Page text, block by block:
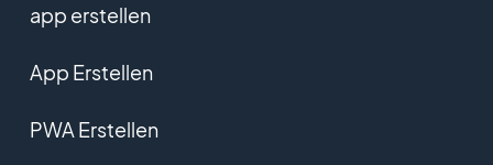
app erstellen
App Erstellen
PWA Erstellen